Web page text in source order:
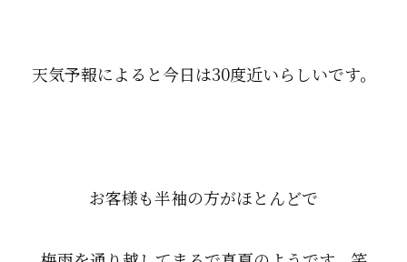
天気予報によると今日は30度近いらしいです。
お客様も半袖の方がほとんどで